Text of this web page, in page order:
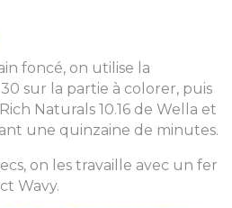
foncé, on utilise la
sur la partie à colorer, puis
Naturals 10.16 de Wella et
une quinzaine de minutes.
on les travaille avec un fer
Wavy.